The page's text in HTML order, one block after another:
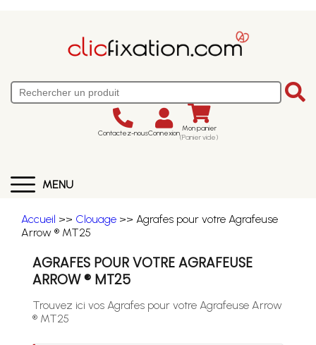
Contactez-nousConnexion Mon panier
(Panier vide)
MENU
Accueil >> Clouage >> Agrafes pour votre Agrafeuse
Arrow ® MT25
AGRAFES POUR VOTRE AGRAFEUSE
ARROW ® MT25
Trouvez ici vos Agrafes pour votre Agrafeuse Arrow
® MT25